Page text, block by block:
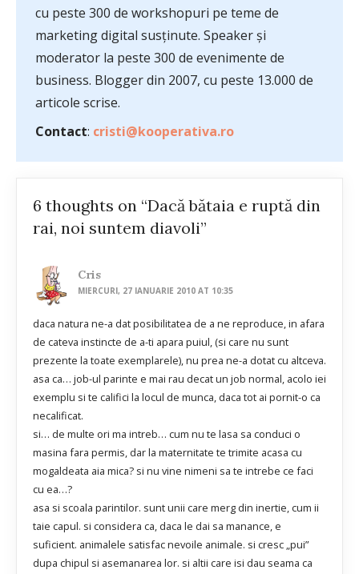
cu peste 300 de workshopuri pe teme de
marketing digital susținute. Speaker și
moderator la peste 300 de evenimente de
business. Blogger din 2007, cu peste 13.000 de
articole scrise.
Contact: cristi@kooperativa.ro
6 thoughts on “Dacă bătaia e ruptă din
rai, noi suntem diavoli”
Cris
MIERCURI, 27 IANUARIE 2010 AT 10:35
daca natura ne-a dat posibilitatea de a ne reproduce, in afara
de cateva instincte de a-ti apara puiul, (si care nu sunt
prezente la toate exemplarele), nu prea ne-a dotat cu altceva.
asa ca… job-ul parinte e mai rau decat un job normal, acolo iei
exemplu si te califici la locul de munca, daca tot ai pornit-o ca
necalificat.
si… de multe ori ma intreb… cum nu te lasa sa conduci o
masina fara permis, dar la maternitate te trimite acasa cu
mogaldeata aia mica? si nu vine nimeni sa te intrebe ce faci
cu ea…?
asa si scoala parintilor. sunt unii care merg din inertie, cum ii
taie capul. si considera ca, daca le dai sa manance, e
suficient. animalele satisfac nevoile animale. si cresc „pui”
dupa chipul si asemanarea lor. si altii care isi dau seama ca